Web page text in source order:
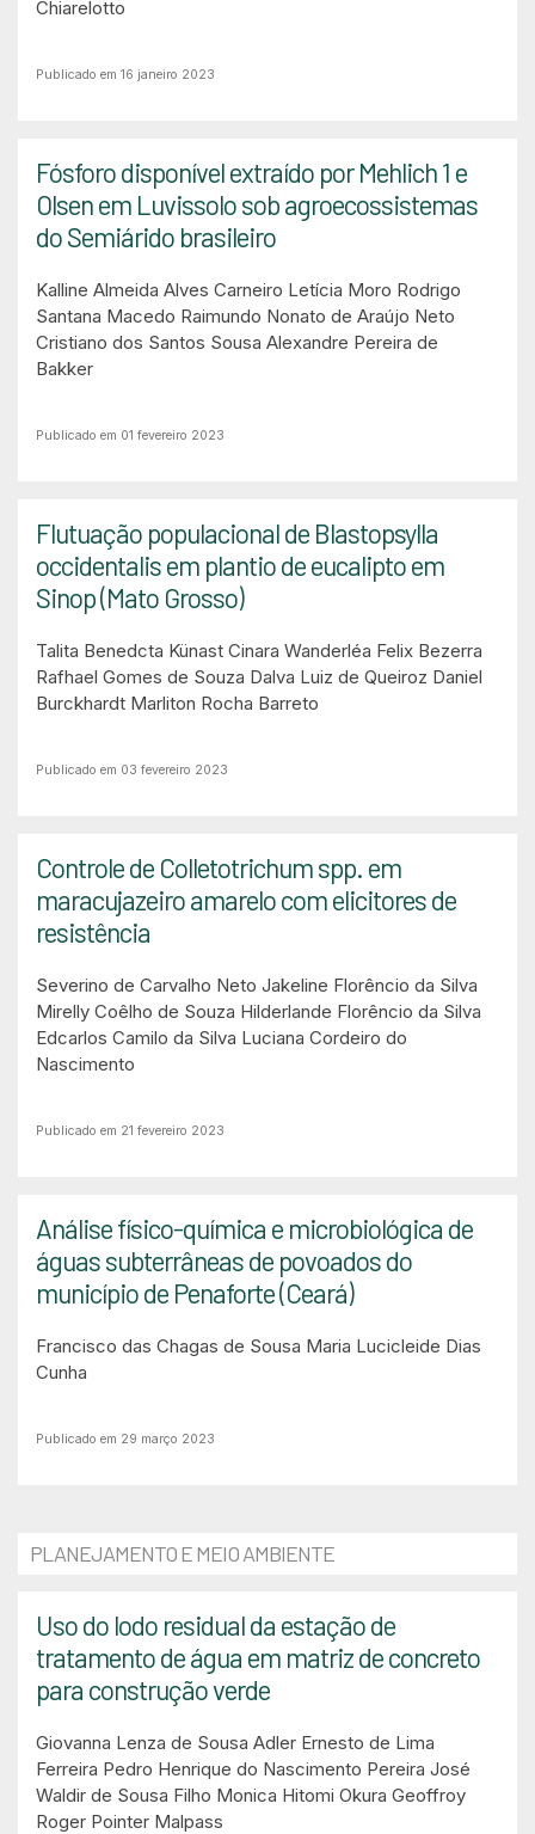
Chiarelotto
Publicado em 16 janeiro 2023
Fósforo disponível extraído por Mehlich 1 e
Olsen em Luvissolo sob agroecossistemas
do Semiárido brasileiro
Kalline Almeida Alves Carneiro Letícia Moro Rodrigo
Santana Macedo Raimundo Nonato de Araújo Neto
Cristiano dos Santos Sousa Alexandre Pereira de
Bakker
Publicado em 01 fevereiro 2023
Flutuação populacional de Blastopsylla
occidentalis em plantio de eucalipto em
Sinop (Mato Grosso)
Talita Benedcta Künast Cinara Wanderléa Felix Bezerra
Rafhael Gomes de Souza Dalva Luiz de Queiroz Daniel
Burckhardt Marliton Rocha Barreto
Publicado em 03 fevereiro 2023
Controle de Colletotrichum spp. em
maracujazeiro amarelo com elicitores de
resistência
Severino de Carvalho Neto Jakeline Florêncio da Silva
Mirelly Coêlho de Souza Hilderlande Florêncio da Silva
Edcarlos Camilo da Silva Luciana Cordeiro do
Nascimento
Publicado em 21 fevereiro 2023
Análise físico-química e microbiológica de
águas subterrâneas de povoados do
município de Penaforte (Ceará)
Francisco das Chagas de Sousa Maria Lucicleide Dias
Cunha
Publicado em 29 março 2023
PLANEJAMENTO E MEIO AMBIENTE
Uso do lodo residual da estação de
tratamento de água em matriz de concreto
para construção verde
Giovanna Lenza de Sousa Adler Ernesto de Lima
Ferreira Pedro Henrique do Nascimento Pereira José
Waldir de Sousa Filho Monica Hitomi Okura Geoffroy
Roger Pointer Malpass